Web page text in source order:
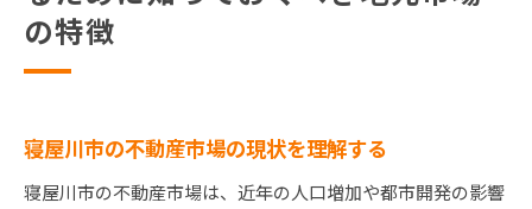
アプローチ
不動産エージェントの選び方と役割
オープンハウスの開催でバイヤーを引き寄せる
交渉を有利に進めるためのテクニック
の特徴
寝屋川市の不動産市場の現状を理解する
寝屋川市の不動産市場は、近年の人口増加や都市開発の影響